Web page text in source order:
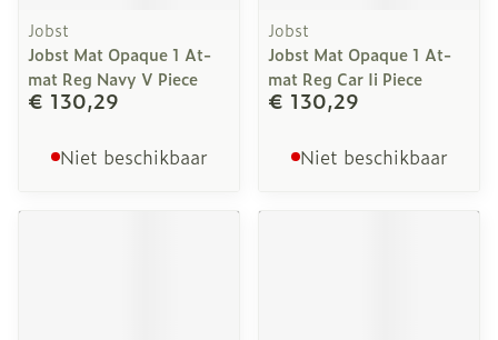
Jobst
Jobst Mat Opaque 1 At-
mat Reg Navy V Piece
€ 130,29
Niet beschikbaar
Jobst
Jobst Mat Opaque 1 At-
mat Reg Car Ii Piece
€ 130,29
Niet beschikbaar